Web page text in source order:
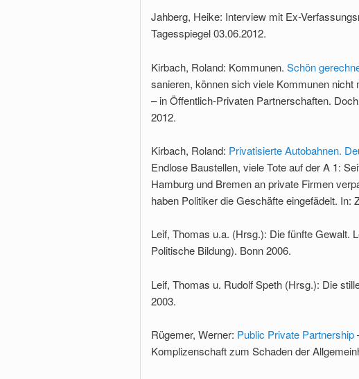
Jahberg, Heike: Interview mit Ex-
Tagesspiegel 03.06.2012.
Kirbach, Roland: Kommunen. Schön
sanieren, können sich viele Kommunen
– in Öffentlich-Privaten Partnerschaften.
2012.
Kirbach, Roland: Privatisierte Autobahnen.
Endlose Baustellen, viele Tote auf der A 1:
Hamburg und Bremen an private Firmen
haben Politiker die Geschäfte eingefädelt. In:
Leif, Thomas u.a. (Hrsg.): Die fünfte Gewalt.
Politische Bildung). Bonn 2006.
Leif, Thomas u. Rudolf Speth (Hrsg.): Die
2003.
Rügemer, Werner: Public Private Partnership
Komplizenschaft zum Schaden der